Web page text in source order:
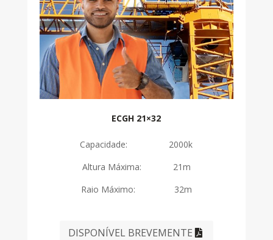
ECGH 21×32
Capacidade: 2000k
Altura Máxima: 21m
Raio Máximo: 32m
DISPONÍVEL BREVEMENTE